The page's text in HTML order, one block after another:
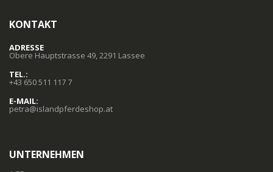
KONTAKT
ADRESSE
Obere Hauptstrasse 49, 2291 Lassee
TEL.:
+43 650 511 117 7
E-MAIL:
petra@islandpferdeshop.at
UNTERNEHMEN